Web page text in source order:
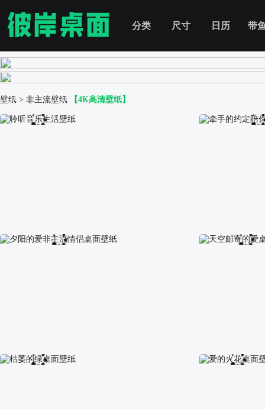
分类 尺寸 日历 带
壁纸 > 非主流壁纸 【4K高清壁纸】
聆听音乐生活壁纸 牵手的约定陪
夕阳的爱非主流情侣桌面壁纸 天空邮寄的爱